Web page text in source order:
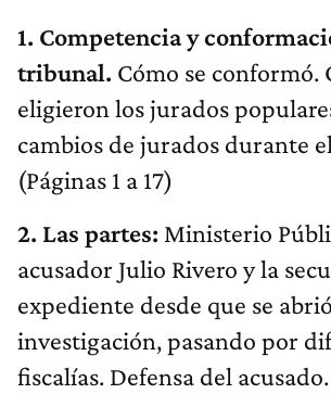
1. Competencia y
tribunal. Cómo se conformó.
eligieron los jurados
cambios de jurados durante
(Páginas 1 a 17)
2. Las partes: Ministerio
acusador Julio Rivero y la
expediente desde que se
investigación, pasando por
fiscalías. Defensa del